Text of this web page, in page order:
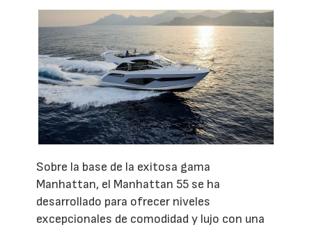
Sobre la base de la exitosa gama
Manhattan, el Manhattan 55 se ha
desarrollado para ofrecer niveles
excepcionales de comodidad y lujo con una